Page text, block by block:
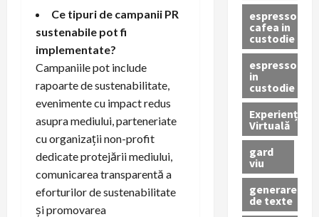
Ce tipuri de campanii PR
sustenabile pot fi
implementate?
Campaniile pot include
rapoarte de sustenabilitate,
evenimente cu impact redus
asupra mediului, parteneriate
cu organizații non-profit
dedicate protejării mediului,
comunicarea transparentă a
eforturilor de sustenabilitate
și promovarea
espressor
cafea in
custodie
espressor
in
custodie
Experiență
Virtuală
gard
viu
generare
de texte